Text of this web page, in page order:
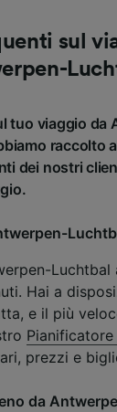
sul
tuo viaggio da
raccolto
dei nostri
Luchtbal
Hai a
e il più
prezzi e
da